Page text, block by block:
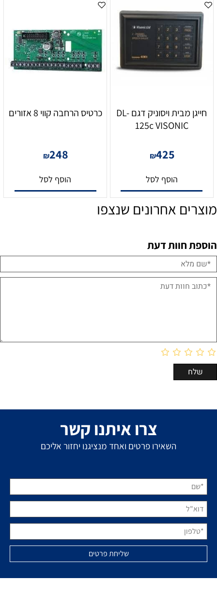
חייגן מבית ויסוניק דגם DL-
125c VISONIC
₪425
הוסף לסל
כרטיס הרחבה קווי 8 אזורים
₪248
הוסף לסל
מוצרים אחרונים שנצפו
הוספת חוות דעת
צרו איתנו קשר
השאירו פרטים ואחד מנציגנו יחזור אליכם